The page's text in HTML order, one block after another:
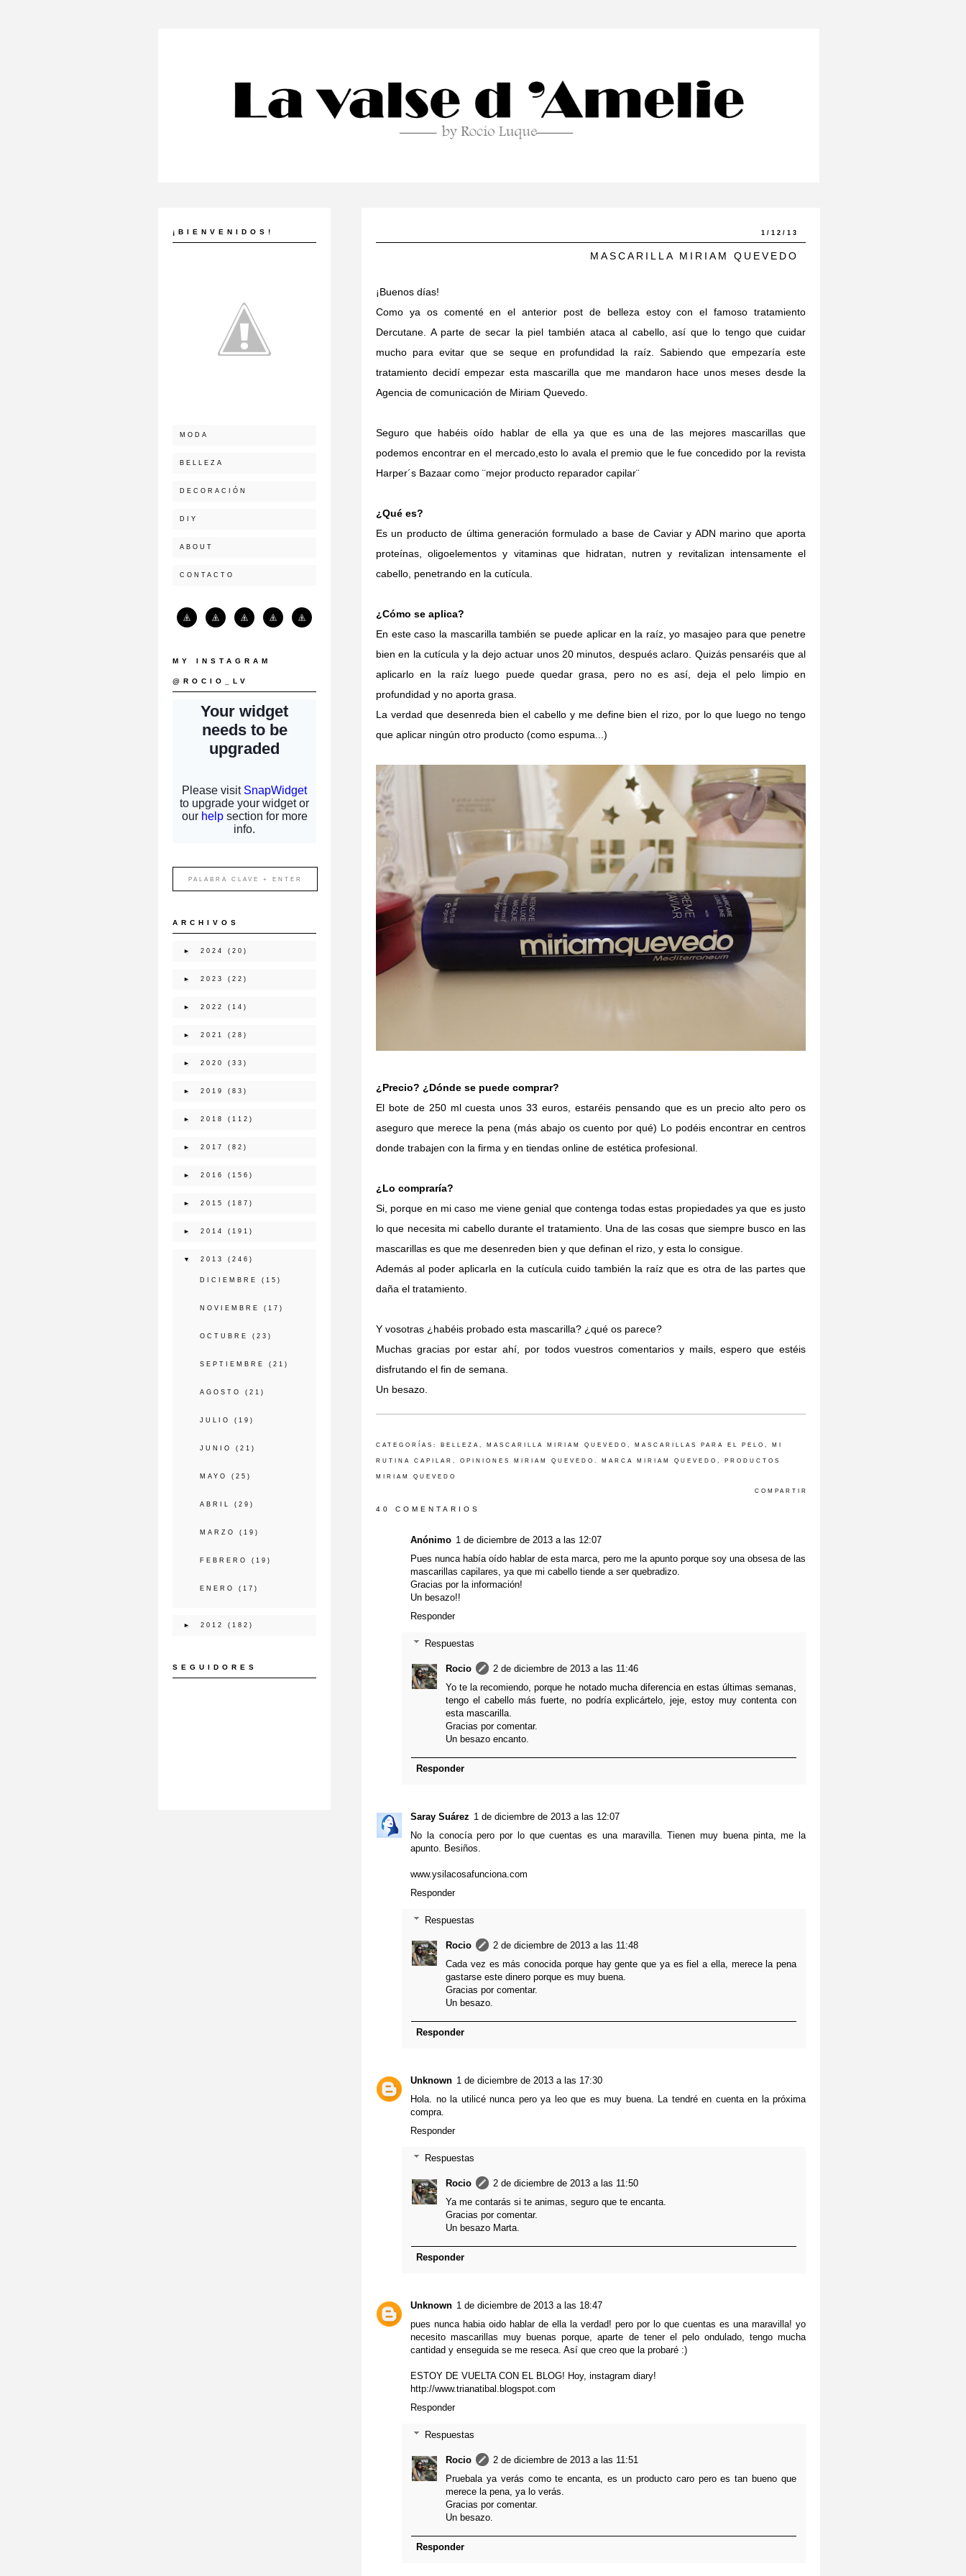
1/12/13
MASCARILLA MIRIAM QUEVEDO
¡Buenos días!
Como ya os comenté en el anterior post de belleza estoy con el famoso tratamiento
Dercutane. A parte de secar la piel también ataca al cabello, así que lo tengo que cuidar
mucho para evitar que se seque en profundidad la raíz. Sabiendo que empezaría este
tratamiento decidí empezar esta mascarilla que me mandaron hace unos meses desde la
Agencia de comunicación de Miriam Quevedo.
Seguro que habéis oído hablar de ella ya que es una de las mejores mascarillas que
podemos encontrar en el mercado,esto lo avala el premio que le fue concedido por la revista
Harper´s Bazaar como ¨mejor producto reparador capilar¨
¿Qué es?
Es un producto de última generación formulado a base de Caviar y ADN marino que aporta
proteínas, oligoelementos y vitaminas que hidratan, nutren y revitalizan intensamente el
cabello, penetrando en la cutícula.
¿Cómo se aplica?
En este caso la mascarilla también se puede aplicar en la raíz, yo masajeo para que penetre
bien en la cutícula y la dejo actuar unos 20 minutos, después aclaro. Quizás pensaréis que al
aplicarlo en la raíz luego puede quedar grasa, pero no es así, deja el pelo limpio en
profundidad y no aporta grasa.
La verdad que desenreda bien el cabello y me define bien el rizo, por lo que luego no tengo
que aplicar ningún otro producto (como espuma...)
¿Precio? ¿Dónde se puede comprar?
El bote de 250 ml cuesta unos 33 euros, estaréis pensando que es un precio alto pero os
aseguro que merece la pena (más abajo os cuento por qué) Lo podéis encontrar en centros
donde trabajen con la firma y en tiendas online de estética profesional.
¿Lo compraría?
Si, porque en mi caso me viene genial que contenga todas estas propiedades ya que es justo
lo que necesita mi cabello durante el tratamiento. Una de las cosas que siempre busco en las
mascarillas es que me desenreden bien y que definan el rizo, y esta lo consigue.
Además al poder aplicarla en la cutícula cuido también la raíz que es otra de las partes que
daña el tratamiento.
Y vosotras ¿habéis probado esta mascarilla? ¿qué os parece?
Muchas gracias por estar ahí, por todos vuestros comentarios y mails, espero que estéis
disfrutando el fin de semana.
Un besazo.
CATEGORÍAS: BELLEZA MASCARILLA MIRIAM QUEVEDO MASCARILLAS PARA EL PELO MI
RUTINA CAPILAR OPINIONES MIRIAM QUEVEDO. MARCA MIRIAM QUEVEDO PRODUCTOS
MIRIAM QUEVEDO
COMPARTIR
40 COMENTARIOS
Anónimo 1 de diciembre de 2013 a las 12:07
Pues nunca había oído hablar de esta marca, pero me la apunto porque soy una obsesa de las
mascarillas capilares, ya que mi cabello tiende a ser quebradizo.
Gracias por la información!
Un besazo!!
Responder
Respuestas
Rocio
2 de diciembre de 2013 a las 11:46
Yo te la recomiendo, porque he notado mucha diferencia en estas últimas semanas,
tengo el cabello más fuerte, no podría explicártelo, jeje, estoy muy contenta con
esta mascarilla.
Gracias por comentar.
Un besazo encanto.
Responder
Saray Suárez 1 de diciembre de 2013 a las 12:07
No la conocía pero por lo que cuentas es una maravilla. Tienen muy buena pinta, me la
apunto. Besiños.
www.ysilacosafunciona.com
Responder
Respuestas
Rocio
2 de diciembre de 2013 a las 11:48
Cada vez es más conocida porque hay gente que ya es fiel a ella, merece la pena
gastarse este dinero porque es muy buena.
Gracias por comentar.
Un besazo.
Responder
Unknown 1 de diciembre de 2013 a las 17:30
Hola. no la utilicé nunca pero ya leo que es muy buena. La tendré en cuenta en la próxima
compra.
Responder
Respuestas
Rocio
2 de diciembre de 2013 a las 11:50
Ya me contarás si te animas, seguro que te encanta.
Gracias por comentar.
Un besazo Marta.
Responder
Unknown 1 de diciembre de 2013 a las 18:47
pues nunca habia oido hablar de ella la verdad! pero por lo que cuentas es una maravilla! yo
necesito mascarillas muy buenas porque, aparte de tener el pelo ondulado, tengo mucha
cantidad y enseguida se me reseca. Así que creo que la probaré :)
ESTOY DE VUELTA CON EL BLOG! Hoy, instagram diary!
http://www.trianatibal.blogspot.com
Responder
Respuestas
Rocio
2 de diciembre de 2013 a las 11:51
Pruebala ya verás como te encanta, es un producto caro pero es tan bueno que
merece la pena, ya lo verás.
Gracias por comentar.
Un besazo.
Responder
¡BIENVENIDOS!
MODA
BELLEZA
DECORACIÓN
DIY
ABOUT
CONTACTO
MY INSTAGRAM
@ROCIO_LV
ARCHIVOS
► 2024 (20)
► 2023 (22)
► 2022 (14)
► 2021 (28)
► 2020 (33)
► 2019 (83)
► 2018 (112)
► 2017 (82)
► 2016 (156)
► 2015 (187)
► 2014 (191)
▼ 2013 (246)
DICIEMBRE (15)
NOVIEMBRE (17)
OCTUBRE (23)
SEPTIEMBRE (21)
AGOSTO (21)
JULIO (19)
JUNIO (21)
MAYO (25)
ABRIL (29)
MARZO (19)
FEBRERO (19)
ENERO (17)
► 2012 (182)
SEGUIDORES